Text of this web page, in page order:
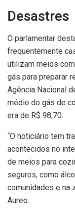
Desastres
O parlamentar
frequentemente
utilizam meios
gás para preparar
Agência Nacional
médio do gás de
era de R$ 98,70.
“O noticiário tem
acontecidos no
de meios para
seguros, como
comunidades e na
Aureo.